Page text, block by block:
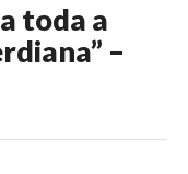
toda a
–